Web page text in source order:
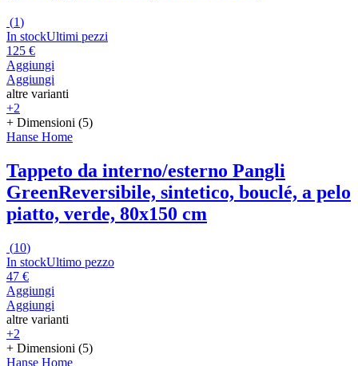
(1)
In stockUltimi pezzi
125 €
Aggiungi
Aggiungi
altre varianti
+2
+ Dimensioni (5)
Hanse Home
Tappeto da interno/esterno Pangli
GreenReversibile, sintetico, bouclé, a pelo
piatto, verde, 80x150 cm
(10)
In stockUltimo pezzo
47 €
Aggiungi
Aggiungi
altre varianti
+2
+ Dimensioni (5)
Hanse Home